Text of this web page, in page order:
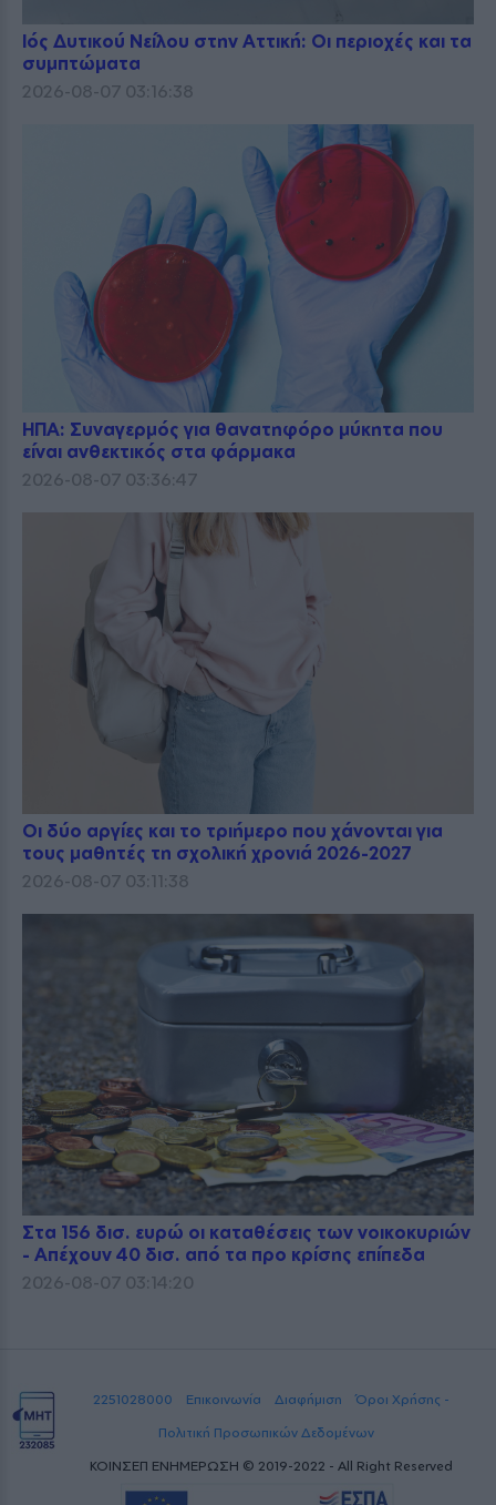
Ιός Δυτικού Νείλου στην Αττική: Οι περιοχές και τα
συμπτώματα
2026-08-07 03:16:38
ΗΠΑ: Συναγερμός για θανατηφόρο μύκητα που
είναι ανθεκτικός στα φάρμακα
2026-08-07 03:36:47
Οι δύο αργίες και το τριήμερο που χάνονται για
τους μαθητές τη σχολική χρονιά 2026-2027
2026-08-07 03:11:38
Στα 156 δισ. ευρώ οι καταθέσεις των νοικοκυριών
- Απέχουν 40 δισ. από τα προ κρίσης επίπεδα
2026-08-07 03:14:20
2251028000 Επικοινωνία Διαφήμιση
Όροι Χρήσης -
Πολιτική Προσωπικών Δεδομένων
ΚΟΙΝΣΕΠ ΕΝΗΜΕΡΩΣΗ © 2019-2022 - All Right Reserved